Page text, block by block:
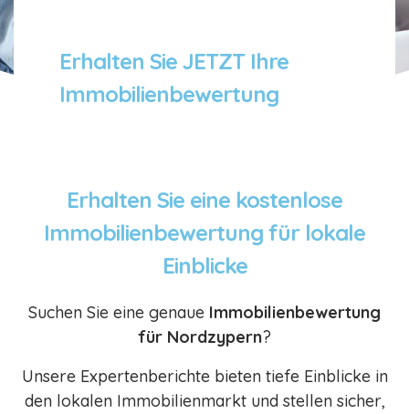
Erhalten Sie JETZT Ihre
Immobilienbewertung
Erhalten Sie eine kostenlose
Immobilienbewertung für lokale
Einblicke
Suchen Sie eine genaue Immobilienbewertung
für Nordzypern?
Unsere Expertenberichte bieten tiefe Einblicke in
den lokalen Immobilienmarkt und stellen sicher,